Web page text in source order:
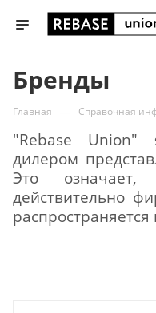
Бренды
Главная — Справочная
"Rebase Union"
дилером
Это
действительно